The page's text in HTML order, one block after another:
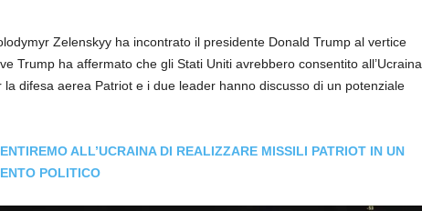
Zelenskyy ha incontrato il presidente Donald Trump al vertice
Trump ha affermato che gli Stati Uniti avrebbero consentito all’Ucraina
difesa aerea Patriot e i due leader hanno discusso di un potenziale
ALL’UCRAINA DI REALIZZARE MISSILI PATRIOT IN UN
POLITICO